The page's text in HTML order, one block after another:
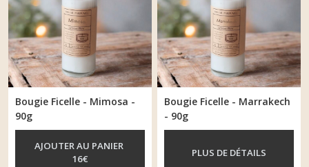
Bougie Ficelle - Mimosa -
90g
AJOUTER AU PANIER
16€
Bougie Ficelle - Marrakech
- 90g
PLUS DE DÉTAILS